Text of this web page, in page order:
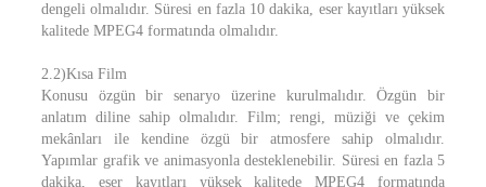
dengeli olmalıdır. Süresi en fazla 10 dakika, eser kayıtları yüksek
kalitede MPEG4 formatında olmalıdır.
2.2)Kısa Film
Konusu özgün bir senaryo üzerine kurulmalıdır. Özgün bir
anlatım diline sahip olmalıdır. Film; rengi, müziği ve çekim
mekânları ile kendine özgü bir atmosfere sahip olmalıdır.
Yapımlar grafik ve animasyonla desteklenebilir. Süresi en fazla 5
dakika, eser kayıtları yüksek kalitede MPEG4 formatında